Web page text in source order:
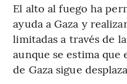
El alto al fuego ha
ayuda a Gaza y
limitadas a través de
aunque se estima
de Gaza sigue